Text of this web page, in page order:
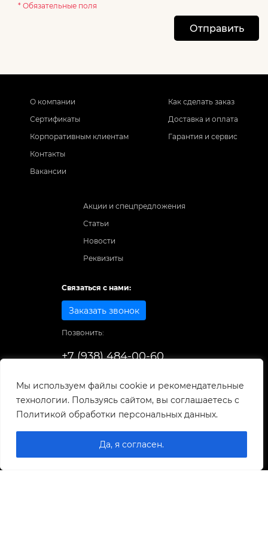
Мы используем файлы cookie и рекомендательные
технологии. Пользуясь сайтом, вы соглашаетесь с
Политикой обработки персональных данных.
Да, я согласен.
* Обязательные поля
Отправить
О компании
Сертификаты
Корпоративным клиентам
Контакты
Вакансии
Как сделать заказ
Доставка и оплата
Гарантия и сервис
Акции и спецпредложения
Статьи
Новости
Реквизиты
Связаться с нами:
Заказать звонок
Позвонить:
+7 (938) 484-00-60
© 1998-2025
0